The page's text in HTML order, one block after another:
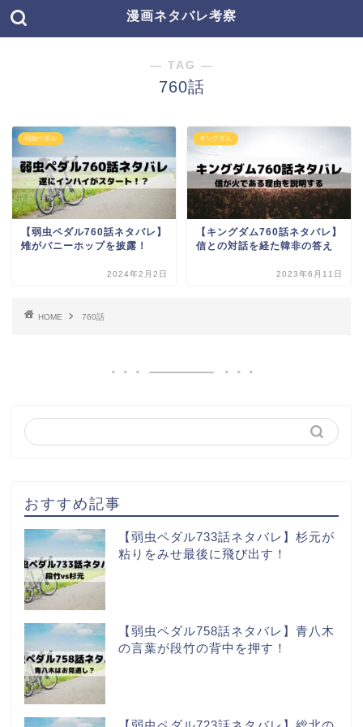
漫画ネタバレ考察
― TAG ―
760話
弱虫ペダル
【弱虫ペダル760話ネタバレ】
雉がバニーホップを披露！
2024年2月2日
キングダム
【キングダム760話ネタバレ】
信との対話を経た韓非の答え
2023年6月11日
HOME 760話
おすすめ記事
【弱虫ペダル733話ネタバレ】杉元が
粘りをみせ最後に飛び出す！
【弱虫ペダル758話ネタバレ】青八木
の言葉が段竹の背中を押す！